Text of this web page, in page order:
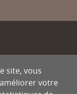
site, vous
votre